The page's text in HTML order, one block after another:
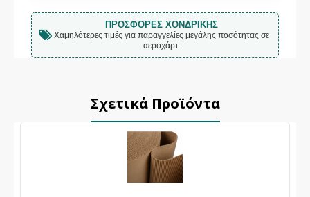
ΠΡΟΣΦΟΡΈΣ ΧΟΝΔΡΙΚΉΣ
Χαμηλότερες τιμές για παραγγελίες μεγάλης ποσότητας σε
αεροχάρτ.
Σχετικά Προϊόντα